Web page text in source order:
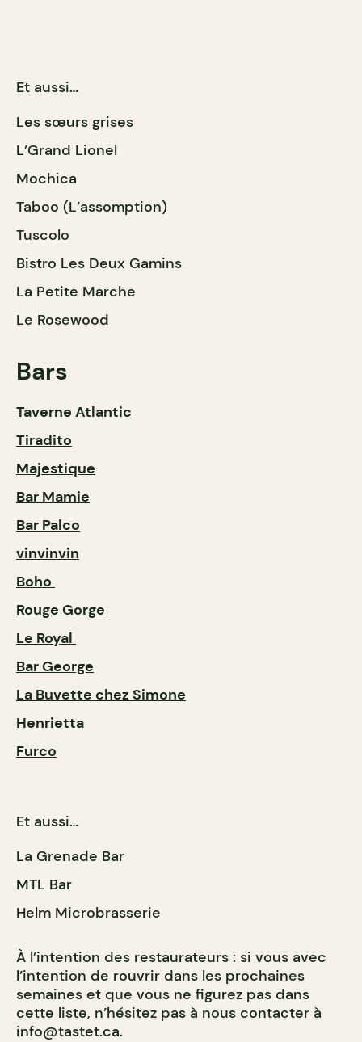
Et aussi…
Les sœurs grises
L’Grand Lionel
Mochica
Taboo (L’assomption)
Tuscolo
Bistro Les Deux Gamins
La Petite Marche
Le Rosewood
Bars
Taverne Atlantic
Tiradito
Majestique
Bar Mamie
Bar Palco
vinvinvin
Boho
Rouge Gorge
Le Royal
Bar George
La Buvette chez Simone
Henrietta
Furco
Et aussi…
La Grenade Bar
MTL Bar
Helm Microbrasserie
À l’intention des restaurateurs : si vous avec
l’intention de rouvrir dans les prochaines
semaines et que vous ne figurez pas dans
cette liste, n’hésitez pas à nous contacter à
info@tastet.ca.